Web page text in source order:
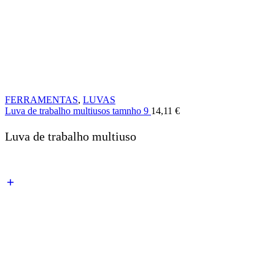
FERRAMENTAS, LUVAS
Luva de trabalho multiusos tamnho 9 14,11 €
Luva de trabalho multiuso